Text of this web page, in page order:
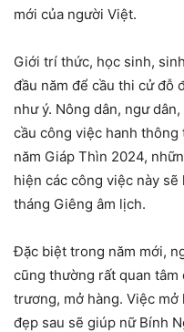
mới của người Việt.
Giới trí thức, học sinh,
đầu năm để cầu thi cử đỗ
như ý. Nông dân, ngư
cầu công việc hanh
năm Giáp Thìn 2024,
hiện các công việc này
tháng Giêng âm lịch.
Đặc biệt trong năm mới,
cũng thường rất quan
trương, mở hàng. Việc
đẹp sau sẽ giúp nữ Bính